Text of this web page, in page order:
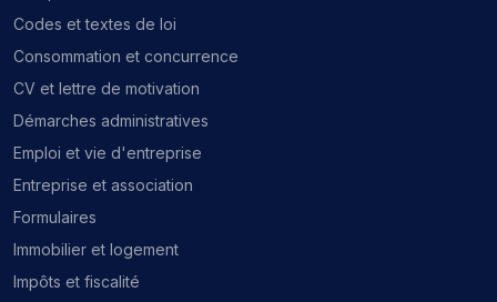
Codes et textes de loi
Consommation et concurrence
CV et lettre de motivation
Démarches administratives
Emploi et vie d'entreprise
Entreprise et association
Formulaires
Immobilier et logement
Impôts et fiscalité